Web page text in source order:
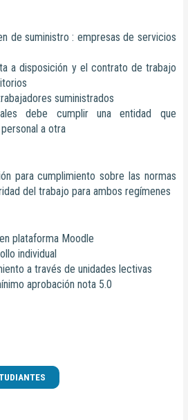
de suministro : empresas de servicios
a disposición y el contrato de trabajo
suministrados
debe cumplir una entidad que
a otra
para cumplimiento sobre las normas
del trabajo para ambos regímenes
plataforma Moodle
individual
a través de unidades lectivas
aprobación nota 5.0